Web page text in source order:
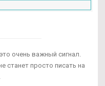
очень важный сигнал.
станет просто писать на